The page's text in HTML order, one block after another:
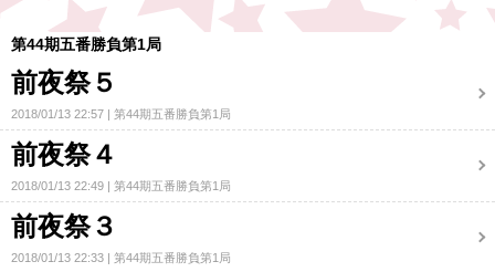
第44期五番勝負第1局
前夜祭５
2018/01/13 22:57 第44期五番勝負第1局
前夜祭４
2018/01/13 22:49 第44期五番勝負第1局
前夜祭３
2018/01/13 22:33 第44期五番勝負第1局